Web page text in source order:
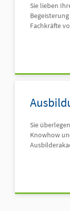
Sie lieben
Fachkräfte
Sie
Knowhow